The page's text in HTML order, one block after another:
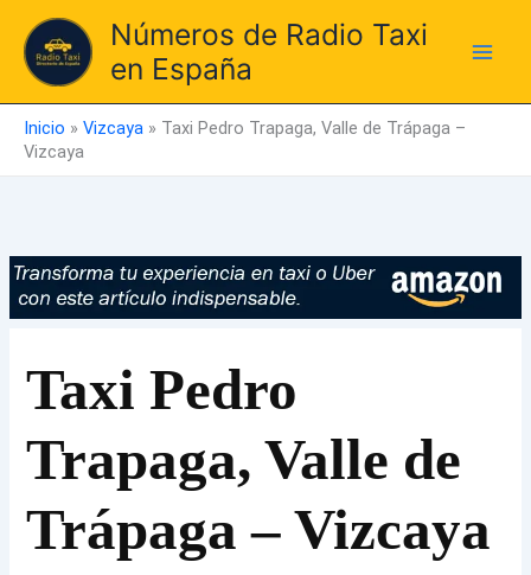
contenido
Números de Radio Taxi
en España
Inicio » Vizcaya » Taxi Pedro Trapaga, Valle de Trápaga –
Vizcaya
Taxi Pedro
Trapaga, Valle de
Trápaga – Vizcaya